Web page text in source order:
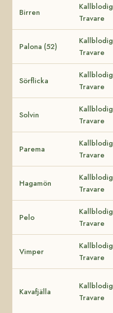
Birren
Kallblodig
Travare
Palona (52)
Kallblodig
Travare
Sörflicka
Kallblodig
Travare
Solvin
Kallblodig
Travare
Parema
Kallblodig
Travare
Hagamön
Kallblodig
Travare
Pelo
Kallblodig
Travare
Vimper
Kallblodig
Travare
Kavafjälla
Kallblodig
Travare